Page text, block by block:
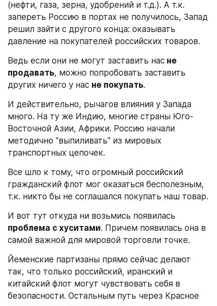
(нефти, газа, зерна, удобрений и т.д.). А т.к.
запереть Россию в портах не получилось, Запад
решил зайти с другого конца: оказывать
давление на покупателей российских товаров.
Ведь если они не могут заставить нас не
продавать, можно попробовать заставить
других ничего у нас не покупать.
И действительно, рычагов влияния у Запада
много. На ту же Индию, многие страны Юго-
Восточной Азии, Африки. Россию начали
методично "выпиливать" из мировых
транспортных цепочек.
Все шло к тому, что огромный российский
гражданский флот мог оказаться бесполезным,
т.к. никто бы не соглашался покупать наш товар.
проблема с хуситами. Причем появилась она в
самой важной для мировой торговли точке.
Йеменские партизаны прямо сейчас делают
так, что только российский, иранский и
китайский флот могут чувствовать себя в
безопасности. Остальным путь через Красное